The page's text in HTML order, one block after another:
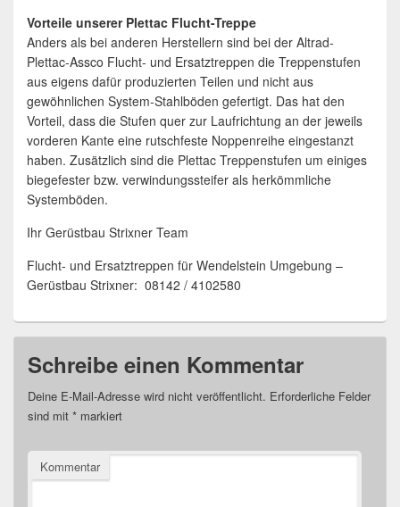
Vorteile unserer Plettac Flucht-Treppe
Anders als bei anderen Herstellern sind bei der Altrad-
Plettac-Assco Flucht- und Ersatztreppen die Treppenstufen
aus eigens dafür produzierten Teilen und nicht aus
gewöhnlichen System-Stahlböden gefertigt. Das hat den
Vorteil, dass die Stufen quer zur Laufrichtung an der jeweils
vorderen Kante eine rutschfeste Noppenreihe eingestanzt
haben. Zusätzlich sind die Plettac Treppenstufen um einiges
biegefester bzw. verwindungssteifer als herkömmliche
Systemböden.
Ihr Gerüstbau Strixner Team
Flucht- und Ersatztreppen für Wendelstein Umgebung –
Gerüstbau Strixner: 08142 / 4102580
Schreibe einen Kommentar
Deine E-Mail-Adresse wird nicht veröffentlicht. Erforderliche Felder
sind mit * markiert
Kommentar